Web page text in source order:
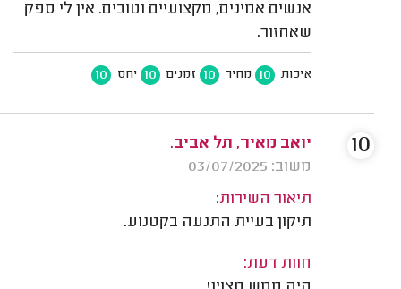
אנשים אמינים, מקצועיים וטובים. אין לי ספק
שאחזור.
איכות 10 מחיר 10 זמנים 10 יחס 10
יואב מאיר, תל אביב.
משוב: 03/07/2025
תיאור השירות:
תיקון בעיית התנעה בקטנוע.
חוות דעת:
10